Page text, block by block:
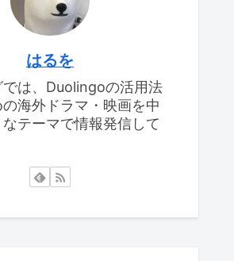
はるを
では、Duolingoの活用法
海外ドラマ・映画を中
テーマで情報発信して